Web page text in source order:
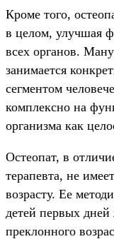
Кроме того,
в целом, улучшая
всех органов.
занимается
сегментом
комплексно на
организма как
Остеопат, в
терапевта, не
возрасту. Ее
детей первых
преклонного